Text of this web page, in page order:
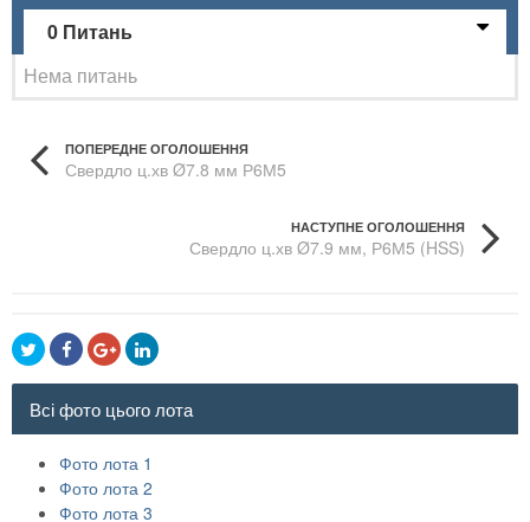
0 Питань
Нема питань
ПОПЕРЕДНЕ ОГОЛОШЕННЯ
Свердло ц.хв Ø7.8 мм Р6М5
НАСТУПНЕ ОГОЛОШЕННЯ
Свердло ц.хв Ø7.9 мм, Р6М5 (HSS)
Всі фото цього лота
Фото лота 1
Фото лота 2
Фото лота 3